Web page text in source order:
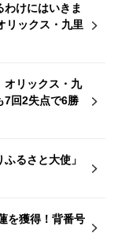
けにはいきま
リックス・九里
オリックス・九
7回2失点で6勝
るさと大使」
を獲得！背番号